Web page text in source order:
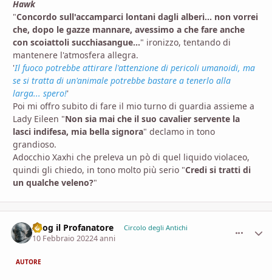
Hawk
"Concordo sull'accamparci lontani dagli alberi... non vorrei
che, dopo le gazze mannare, avessimo a che fare anche
con scoiattoli succhiasangue..." ironizzo, tentando di
mantenere l'atmosfera allegra.
'Il fuoco potrebbe attirare l'attenzione di pericoli umanoidi, ma
se si tratta di un'animale potrebbe bastare a tenerlo alla
larga... spero!'
Poi mi offro subito di fare il mio turno di guardia assieme a
Lady Eileen "Non sia mai che il suo cavalier servente la
lasci indifesa, mia bella signora" declamo in tono
grandioso.
Adocchio Xaxhi che preleva un pò di quel liquido violaceo,
quindi gli chiedo, in tono molto più serio "Credi si tratti di
un qualche veleno?"
Azog il Profanatore Circolo degli Antichi
10 Febbraio 20224 anni
AUTORE